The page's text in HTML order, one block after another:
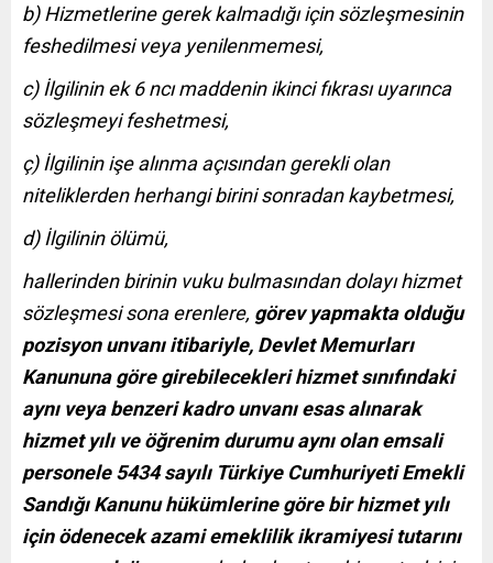
b) Hizmetlerine gerek kalmadığı için sözleşmesinin
feshedilmesi veya yenilenmemesi,
c) İlgilinin ek 6 ncı maddenin ikinci fıkrası uyarınca
sözleşmeyi feshetmesi,
ç) İlgilinin işe alınma açısından gerekli olan
niteliklerden herhangi birini sonradan kaybetmesi,
d) İlgilinin ölümü,
hallerinden birinin vuku bulmasından dolayı hizmet
sözleşmesi sona erenlere, görev yapmakta olduğu
pozisyon unvanı itibariyle, Devlet Memurları
Kanununa göre girebilecekleri hizmet sınıfındaki
aynı veya benzeri kadro unvanı esas alınarak
hizmet yılı ve öğrenim durumu aynı olan emsali
personele 5434 sayılı Türkiye Cumhuriyeti Emekli
Sandığı Kanunu hükümlerine göre bir hizmet yılı
için ödenecek azami emeklilik ikramiyesi tutarını